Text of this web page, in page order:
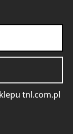
tnl.com.pl